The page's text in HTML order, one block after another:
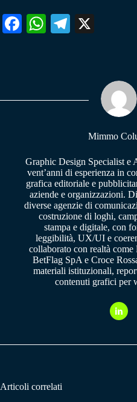
Fa W
pp
Te
m
Mimmo
Graphic Design Specialist e
vent’anni di esperienza in
grafica editoriale e
aziende e organizzazioni.
diverse agenzie di
costruzione di loghi,
stampa e digitale, con
leggibilità, UX/UI e
collaborato con realtà come
BetFlag SpA e Croce
materiali istituzionali,
contenuti grafici per
Articoli correlati